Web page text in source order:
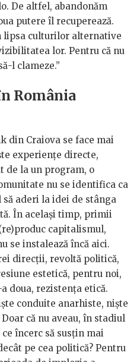
De altfel, abandonăm
putere îl recuperează.
lipsa culturilor alternative
lor. Pentru că nu
l clameze.”
România
din Craiova se face mai
experiențe directe,
de la un program, o
nu se identifica ca
aderi la idei de stânga
În același timp, primii
capitalismul,
se instalează încă aici.
direcții, revoltă politică,
estetică, pentru noi,
doua, rezistența etică.
conduite anarhiste, niște
că nu aveau, în stadiul
încerc să susțin mai
pe cea politică? Pentru